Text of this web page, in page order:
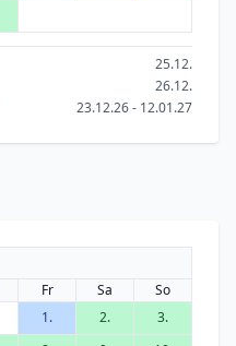
25.12.
26.12.
23.12.26 - 12.01.27
Fr Sa
So
1.
2.
3.